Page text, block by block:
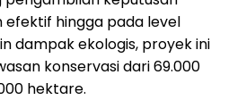
efektif hingga pada level
dampak ekologis, proyek ini
konservasi dari 69.000
hektare.